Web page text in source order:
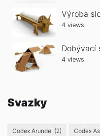
Výroba
4 views
Dobývací
4 views
Svazky
Codex Arundel (2) Codex